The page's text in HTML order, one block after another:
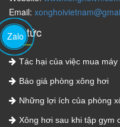
Email:
Tin tức
Tác hại của việc mua
Báo giá phòng xông hơi
Những lợi ích của phòng
Xông hơi sau khi tập gym
Zalo